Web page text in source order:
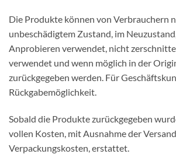
Die Produkte können von Verbrauchern
unbeschädigtem Zustand, im
Anprobieren verwendet, nicht
verwendet und wenn möglich in der
zurückgegeben werden. Für
Rückgabemöglichkeit.
Sobald die Produkte zurückgegeben
vollen Kosten, mit Ausnahme der
Verpackungskosten, erstattet.